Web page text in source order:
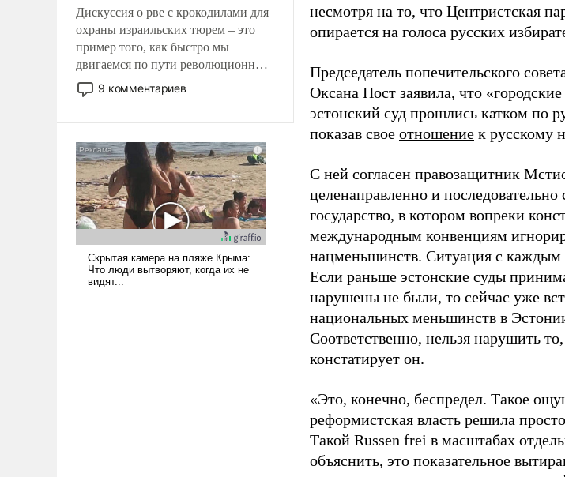
Дискуссия о рве с крокодилами для
охраны израильских тюрем – это
пример того, как быстро мы
двигаемся по пути революционных
изменений. То, что несколько лет
назад было образом для
9 комментариев
несмотря на то, что Центристская
опирается на голоса русских
Председатель попечительского
Оксана Пост заявила, что
эстонский суд прошлись катком по
показав свое отношение к русскому
С ней согласен правозащитник
целенаправленно и
государство, в котором вопреки
международным конвенциям
нацменьшинств. Ситуация с каждым
Если раньше эстонские суды
нарушены не были, то сейчас уже
национальных меньшинств в
Соответственно, нельзя нарушить
констатирует он.
«Это, конечно, беспредел. Такое
реформистская власть решила
Такой Russen frei в масштабах
объяснить, это показательное